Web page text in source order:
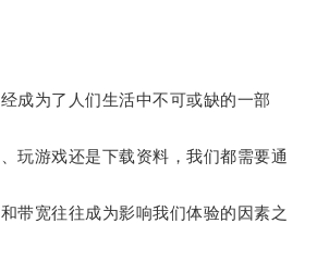
为了人们生活中不可或缺的一部
游戏还是下载资料，我们都需要通
宽往往成为影响我们体验的因素之